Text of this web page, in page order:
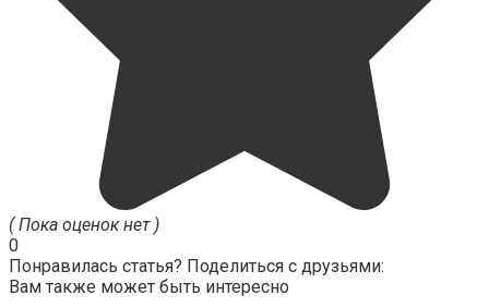
( Пока оценок нет )
0
Понравилась статья? Поделиться с друзьями:
Вам также может быть интересно